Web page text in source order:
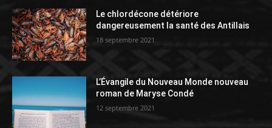
Le chlordécone détériore
dangereusement la santé des Antillais
18 septembre 2021
L’Évangile du Nouveau Monde nouveau
roman de Maryse Condé
12 septembre 2021